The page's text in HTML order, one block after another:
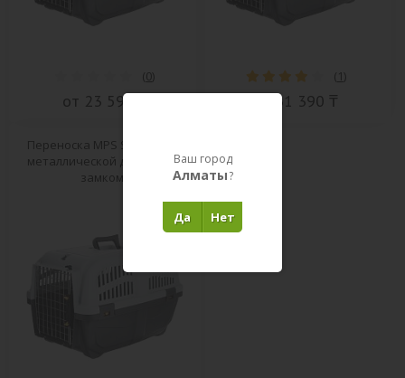
(0)
от 23 590 ₸
( 1)
от 31 390 ₸
Переноска MPS SKUDO 6 с
металлической дверцей с
замком
Ваш город
Алматы?
Нет
Да